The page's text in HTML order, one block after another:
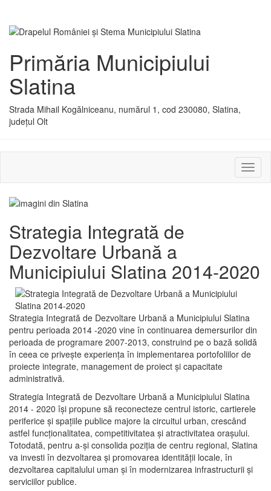
Primăria Municipiului
Slatina
Strada Mihail Kogălniceanu, numărul 1, cod 230080, Slatina,
județul Olt
sau
Strategia Integrată de
Dezvoltare Urbană a
Municipiului Slatina 2014-2020
Strategia Integrată de Dezvoltare Urbană a Municipiului Slatina
pentru perioada 2014 -2020 vine în continuarea demersurilor din
perioada de programare 2007-2013, construind pe o bază solidă
în ceea ce priveşte experienţa în implementarea portofoliilor de
proiecte integrate, management de proiect și capacitate
administrativă.
Strategia Integrată de Dezvoltare Urbană a Municipiului Slatina
2014 - 2020 își propune să reconecteze centrul istoric, cartierele
periferice şi spaţiile publice majore la circuitul urban, crescând
astfel funcţionalitatea, competitivitatea şi atractivitatea oraşului.
Totodată, pentru a-şi consolida poziţia de centru regional, Slatina
va investi în dezvoltarea şi promovarea identităţii locale, în
dezvoltarea capitalului uman şi în modernizarea infrastructurii şi
serviciilor publice.